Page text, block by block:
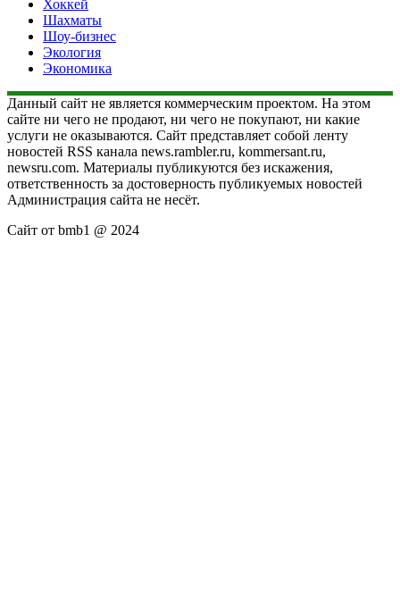
Хоккей
Шахматы
Шоу-бизнес
Экология
Экономика
Данный сайт не является коммерческим проектом. На этом
сайте ни чего не продают, ни чего не покупают, ни какие
услуги не оказываются. Сайт представляет собой ленту
новостей RSS канала news.rambler.ru, kommersant.ru,
newsru.com. Материалы публикуются без искажения,
ответственность за достоверность публикуемых новостей
Администрация сайта не несёт.
Сайт от bmb1 @ 2024